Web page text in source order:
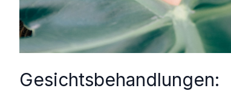
Gesichtsbehandlungen: